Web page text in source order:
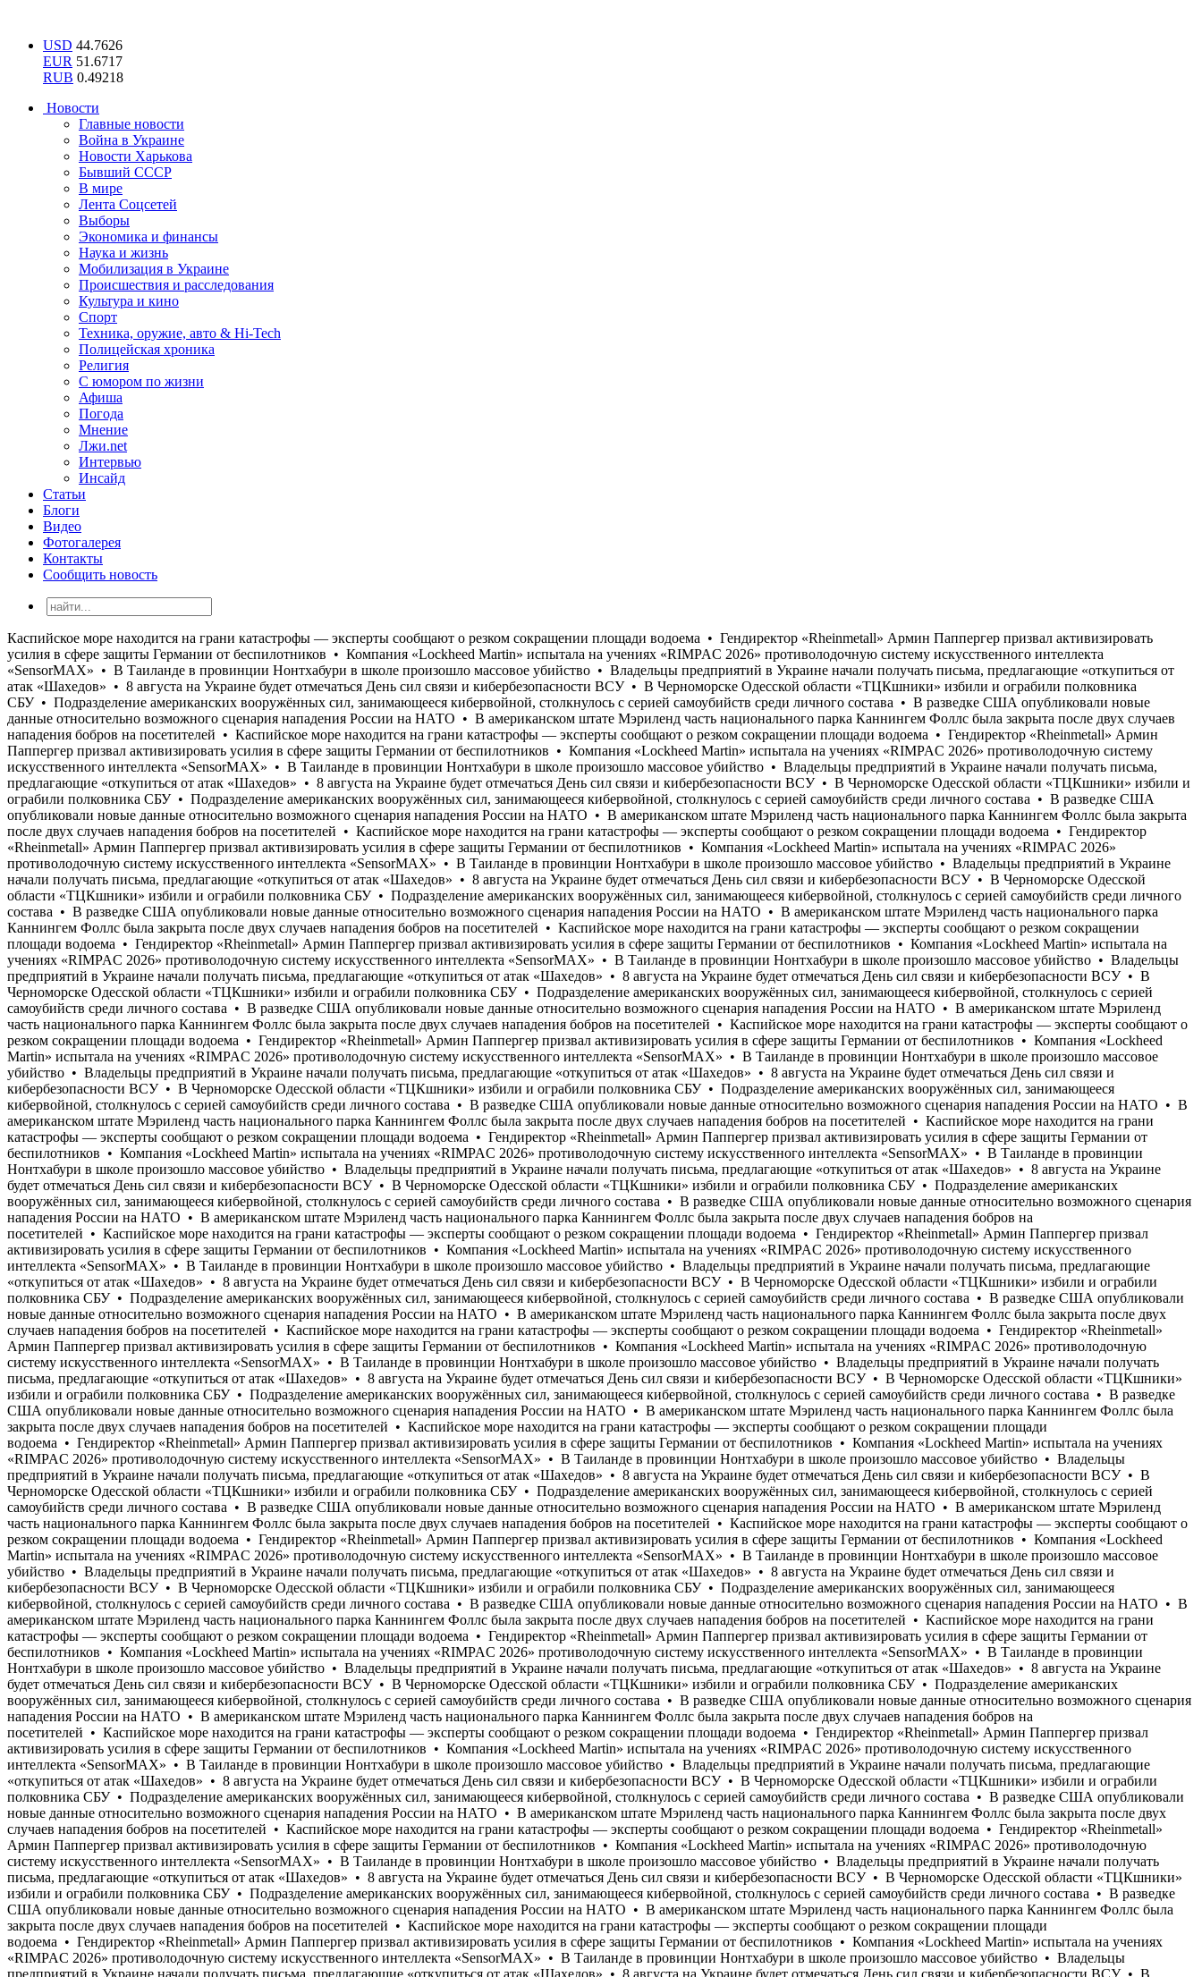
USD 44.7626
EUR 51.6717
RUB 0.49218
Новости
Главные новости
Война в Украине
Новости Харькова
Бывший СССР
В мире
Лента Соцсетей
Выборы
Экономика и финансы
Наука и жизнь
Мобилизация в Украине
Происшествия и расследования
Культура и кино
Спорт
Техника, оружие, авто & Hi-Tech
Полицейская хроника
Религия
С юмором по жизни
Афиша
Погода
Мнение
Лжи.net
Интервью
Инсайд
Статьи
Блоги
Видео
Фотогалерея
Контакты
Сообщить новость
Каспийское море находится на грани катастрофы — эксперты сообщают о резком сокращении площади водоема • Гендиректор «Rheinmetall» Армин Паппергер призвал активизировать усилия в сфере защиты Германии от беспилотников • Компания «Lockheed Martin» испытала на учениях «RIMPAC 2026» противолодочную систему искусственного интеллекта «SensorMAX» • В Таиланде в провинции Нонтхабури в школе произошло массовое убийство • Владельцы предприятий в Украине начали получать письма, предлагающие «откупиться от атак «Шахедов» • 8 августа на Украине будет отмечаться День сил связи и кибербезопасности ВСУ • В Черноморске Одесской области «ТЦКшники» избили и ограбили полковника СБУ • Подразделение американских вооружённых сил, занимающееся кибервойной, столкнулось с серией самоубийств среди личного состава • В разведке США опубликовали новые данные относительно возможного сценария нападения России на НАТО • В американском штате Мэриленд часть национального парка Каннингем Фоллс была закрыта после двух случаев нападения бобров на посетителей • Каспийское море находится на грани катастрофы — эксперты сообщают о резком сокращении площади водоема • Гендиректор «Rheinmetall» Армин Паппергер призвал активизировать усилия в сфере защиты Германии от беспилотников • Компания «Lockheed Martin» испытала на учениях «RIMPAC 2026» противолодочную систему искусственного интеллекта «SensorMAX» • В Таиланде в провинции Нонтхабури в школе произошло массовое убийство • Владельцы предприятий в Украине начали получать письма, предлагающие «откупиться от атак «Шахедов» • 8 августа на Украине будет отмечаться День сил связи и кибербезопасности ВСУ • В Черноморске Одесской области «ТЦКшники» избили и ограбили полковника СБУ • Подразделение американских вооружённых сил, занимающееся кибервойной, столкнулось с серией самоубийств среди личного состава • В разведке США опубликовали новые данные относительно возможного сценария нападения России на НАТО • В американском штате Мэриленд часть национального парка Каннингем Фоллс была закрыта после двух случаев нападения бобров на посетителей • Каспийское море находится на грани катастрофы — эксперты сообщают о резком сокращении площади водоема • Гендиректор «Rheinmetall» Армин Паппергер призвал активизировать усилия в сфере защиты Германии от беспилотников • Компания «Lockheed Martin» испытала на учениях «RIMPAC 2026» противолодочную систему искусственного интеллекта «SensorMAX» • В Таиланде в провинции Нонтхабури в школе произошло массовое убийство • Владельцы предприятий в Украине начали получать письма, предлагающие «откупиться от атак «Шахедов» • 8 августа на Украине будет отмечаться День сил связи и кибербезопасности ВСУ • В Черноморске Одесской области «ТЦКшники» избили и ограбили полковника СБУ • Подразделение американских вооружённых сил, занимающееся кибервойной, столкнулось с серией самоубийств среди личного состава • В разведке США опубликовали новые данные относительно возможного сценария нападения России на НАТО • В американском штате Мэриленд часть национального парка Каннингем Фоллс была закрыта после двух случаев нападения бобров на посетителей • Каспийское море находится на грани катастрофы — эксперты сообщают о резком сокращении площади водоема • Гендиректор «Rheinmetall» Армин Паппергер призвал активизировать усилия в сфере защиты Германии от беспилотников • Компания «Lockheed Martin» испытала на учениях «RIMPAC 2026» противолодочную систему искусственного интеллекта «SensorMAX» • В Таиланде в провинции Нонтхабури в школе произошло массовое убийство • Владельцы предприятий в Украине начали получать письма, предлагающие «откупиться от атак «Шахедов» • 8 августа на Украине будет отмечаться День сил связи и кибербезопасности ВСУ • В Черноморске Одесской области «ТЦКшники» избили и ограбили полковника СБУ • Подразделение американских вооружённых сил, занимающееся кибервойной, столкнулось с серией самоубийств среди личного состава • В разведке США опубликовали новые данные относительно возможного сценария нападения России на НАТО • В американском штате Мэриленд часть национального парка Каннингем Фоллс была закрыта после двух случаев нападения бобров на посетителей • Каспийское море находится на грани катастрофы — эксперты сообщают о резком сокращении площади водоема • Гендиректор «Rheinmetall» Армин Паппергер призвал активизировать усилия в сфере защиты Германии от беспилотников • Компания «Lockheed Martin» испытала на учениях «RIMPAC 2026» противолодочную систему искусственного интеллекта «SensorMAX» • В Таиланде в провинции Нонтхабури в школе произошло массовое убийство • Владельцы предприятий в Украине начали получать письма, предлагающие «откупиться от атак «Шахедов» • 8 августа на Украине будет отмечаться День сил связи и кибербезопасности ВСУ • В Черноморске Одесской области «ТЦКшники» избили и ограбили полковника СБУ • Подразделение американских вооружённых сил, занимающееся кибервойной, столкнулось с серией самоубийств среди личного состава • В разведке США опубликовали новые данные относительно возможного сценария нападения России на НАТО • В американском штате Мэриленд часть национального парка Каннингем Фоллс была закрыта после двух случаев нападения бобров на посетителей • Каспийское море находится на грани катастрофы — эксперты сообщают о резком сокращении площади водоема • Гендиректор «Rheinmetall» Армин Паппергер призвал активизировать усилия в сфере защиты Германии от беспилотников • Компания «Lockheed Martin» испытала на учениях «RIMPAC 2026» противолодочную систему искусственного интеллекта «SensorMAX» • В Таиланде в провинции Нонтхабури в школе произошло массовое убийство • Владельцы предприятий в Украине начали получать письма, предлагающие «откупиться от атак «Шахедов» • 8 августа на Украине будет отмечаться День сил связи и кибербезопасности ВСУ • В Черноморске Одесской области «ТЦКшники» избили и ограбили полковника СБУ • Подразделение американских вооружённых сил, занимающееся кибервойной, столкнулось с серией самоубийств среди личного состава • В разведке США опубликовали новые данные относительно возможного сценария нападения России на НАТО • В американском штате Мэриленд часть национального парка Каннингем Фоллс была закрыта после двух случаев нападения бобров на посетителей • Каспийское море находится на грани катастрофы — эксперты сообщают о резком сокращении площади водоема • Гендиректор «Rheinmetall» Армин Паппергер призвал активизировать усилия в сфере защиты Германии от беспилотников • Компания «Lockheed Martin» испытала на учениях «RIMPAC 2026» противолодочную систему искусственного интеллекта «SensorMAX» • В Таиланде в провинции Нонтхабури в школе произошло массовое убийство • Владельцы предприятий в Украине начали получать письма, предлагающие «откупиться от атак «Шахедов» • 8 августа на Украине будет отмечаться День сил связи и кибербезопасности ВСУ • В Черноморске Одесской области «ТЦКшники» избили и ограбили полковника СБУ • Подразделение американских вооружённых сил, занимающееся кибервойной, столкнулось с серией самоубийств среди личного состава • В разведке США опубликовали новые данные относительно возможного сценария нападения России на НАТО • В американском штате Мэриленд часть национального парка Каннингем Фоллс была закрыта после двух случаев нападения бобров на посетителей • Каспийское море находится на грани катастрофы — эксперты сообщают о резком сокращении площади водоема • Гендиректор «Rheinmetall» Армин Паппергер призвал активизировать усилия в сфере защиты Германии от беспилотников • Компания «Lockheed Martin» испытала на учениях «RIMPAC 2026» противолодочную систему искусственного интеллекта «SensorMAX» • В Таиланде в провинции Нонтхабури в школе произошло массовое убийство • Владельцы предприятий в Украине начали получать письма, предлагающие «откупиться от атак «Шахедов» • 8 августа на Украине будет отмечаться День сил связи и кибербезопасности ВСУ • В Черноморске Одесской области «ТЦКшники» избили и ограбили полковника СБУ • Подразделение американских вооружённых сил, занимающееся кибервойной, столкнулось с серией самоубийств среди личного состава • В разведке США опубликовали новые данные относительно возможного сценария нападения России на НАТО • В американском штате Мэриленд часть национального парка Каннингем Фоллс была закрыта после двух случаев нападения бобров на посетителей • Каспийское море находится на грани катастрофы — эксперты сообщают о резком сокращении площади водоема • Гендиректор «Rheinmetall» Армин Паппергер призвал активизировать усилия в сфере защиты Германии от беспилотников • Компания «Lockheed Martin» испытала на учениях «RIMPAC 2026» противолодочную систему искусственного интеллекта «SensorMAX» • В Таиланде в провинции Нонтхабури в школе произошло массовое убийство • Владельцы предприятий в Украине начали получать письма, предлагающие «откупиться от атак «Шахедов» • 8 августа на Украине будет отмечаться День сил связи и кибербезопасности ВСУ • В Черноморске Одесской области «ТЦКшники» избили и ограбили полковника СБУ • Подразделение американских вооружённых сил, занимающееся кибервойной, столкнулось с серией самоубийств среди личного состава • В разведке США опубликовали новые данные относительно возможного сценария нападения России на НАТО • В американском штате Мэриленд часть национального парка Каннингем Фоллс была закрыта после двух случаев нападения бобров на посетителей • Каспийское море находится на грани катастрофы — эксперты сообщают о резком сокращении площади водоема • Гендиректор «Rheinmetall» Армин Паппергер призвал активизировать усилия в сфере защиты Германии от беспилотников • Компания «Lockheed Martin» испытала на учениях «RIMPAC 2026» противолодочную систему искусственного интеллекта «SensorMAX» • В Таиланде в провинции Нонтхабури в школе произошло массовое убийство • Владельцы предприятий в Украине начали получа